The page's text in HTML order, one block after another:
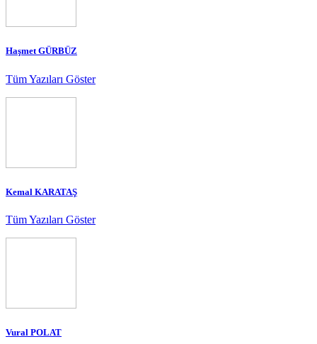
Haşmet GÜRBÜZ
Tüm Yazıları Göster
Kemal KARATAŞ
Tüm Yazıları Göster
Vural POLAT